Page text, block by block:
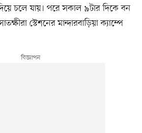
চলে যায়। পরে সকাল ৯টার দিকে বন
স্টেশনের মান্দারবাড়িয়া ক্যাম্পে